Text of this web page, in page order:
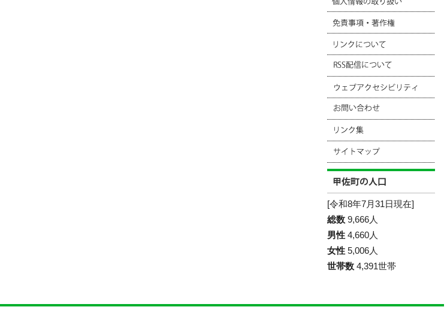
[令和8年7月31日現在]
総数 9,666人
男性 4,660人
女性 5,006人
世帯数 4,391世帯